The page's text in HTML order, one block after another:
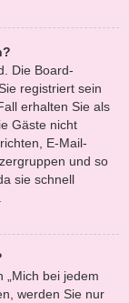
Die Board-
registriert sein
erhalten Sie als
Gäste nicht
E-Mail-
und so
sie schnell
„Mich bei jedem
werden Sie nur